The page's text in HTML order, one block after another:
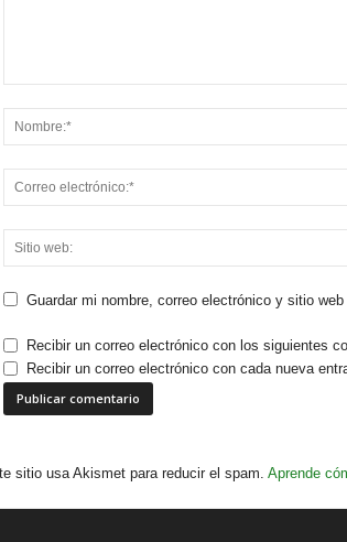
Guardar mi nombre, correo electrónico y sitio
Recibir un correo electrónico con los siguientes
Recibir un correo electrónico con cada nueva
sitio usa Akismet para reducir el spam. Aprende